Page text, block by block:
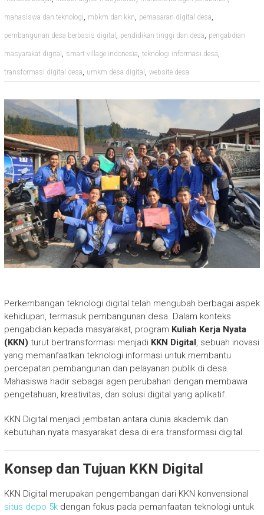
mahasiswa dan teknologi, mbkm dan kkn, pemasaran digital desa,
pembangunan desa berbasis digital , pendidikan tinggi dan desa, pengabdian
masyarakat digital , smart village indonesia, teknologi informasi desa,
transformasi digital desa, umkm desa digital , website desa
Perkembangan teknologi digital telah mengubah berbagai aspek
kehidupan, termasuk pembangunan desa. Dalam konteks
pengabdian kepada masyarakat, program Kuliah Kerja Nyata
(KKN) turut bertransformasi menjadi KKN Digital, sebuah inovasi
yang memanfaatkan teknologi informasi untuk membantu
percepatan pembangunan dan pelayanan publik di desa.
Mahasiswa hadir sebagai agen perubahan dengan membawa
pengetahuan, kreativitas, dan solusi digital yang aplikatif.
KKN Digital menjadi jembatan antara dunia akademik dan
kebutuhan nyata masyarakat desa di era transformasi digital.
Konsep dan Tujuan KKN Digital
KKN Digital merupakan pengembangan dari KKN konvensional
situs depo 5kdengan fokus pada pemanfaatan teknologi untuk